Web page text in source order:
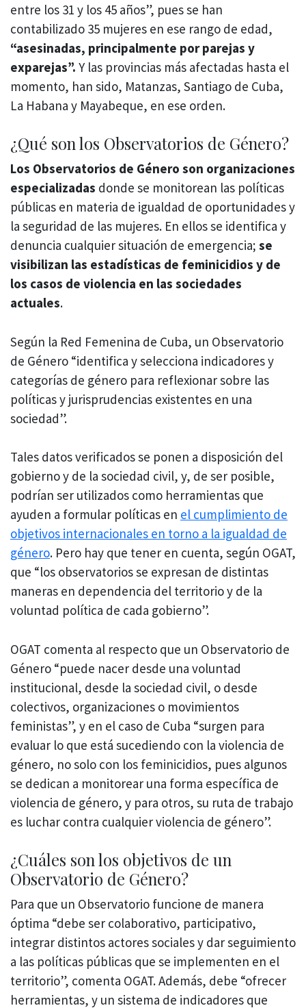
entre los 31 y los 45 años”, pues se han
contabilizado 35 mujeres en ese rango de edad,
“asesinadas, principalmente por parejas y
exparejas”. Y las provincias más afectadas hasta el
momento, han sido, Matanzas, Santiago de Cuba,
La Habana y Mayabeque, en ese orden.
¿Qué son los Observatorios de Género?
Los Observatorios de Género son organizaciones
especializadas donde se monitorean las políticas
públicas en materia de igualdad de oportunidades y
la seguridad de las mujeres. En ellos se identifica y
denuncia cualquier situación de emergencia; se
visibilizan las estadísticas de feminicidios y de
los casos de violencia en las sociedades
actuales.
Según la Red Femenina de Cuba, un Observatorio
de Género “identifica y selecciona indicadores y
categorías de género para reflexionar sobre las
políticas y jurisprudencias existentes en una
sociedad”.
Tales datos verificados se ponen a disposición del
gobierno y de la sociedad civil, y, de ser posible,
podrían ser utilizados como herramientas que
ayuden a formular políticas en el cumplimiento de
objetivos internacionales en torno a la igualdad de
género. Pero hay que tener en cuenta, según OGAT,
que “los observatorios se expresan de distintas
maneras en dependencia del territorio y de la
voluntad política de cada gobierno”.
OGAT comenta al respecto que un Observatorio de
Género “puede nacer desde una voluntad
institucional, desde la sociedad civil, o desde
colectivos, organizaciones o movimientos
feministas”, y en el caso de Cuba “surgen para
evaluar lo que está sucediendo con la violencia de
género, no solo con los feminicidios, pues algunos
se dedican a monitorear una forma específica de
violencia de género, y para otros, su ruta de trabajo
es luchar contra cualquier violencia de género”.
¿Cuáles son los objetivos de un
Observatorio de Género?
Para que un Observatorio funcione de manera
óptima “debe ser colaborativo, participativo,
integrar distintos actores sociales y dar seguimiento
a las políticas públicas que se implementen en el
territorio”, comenta OGAT. Además, debe “ofrecer
herramientas, y un sistema de indicadores que